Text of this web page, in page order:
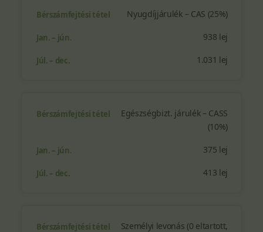
Nyugdíjjárulék – CAS (25%)
938 lej
1.031 lej
Egészségbizt. járulék – CASS
(10%)
375 lej
413 lej
Személyi levonás (0 eltartott,